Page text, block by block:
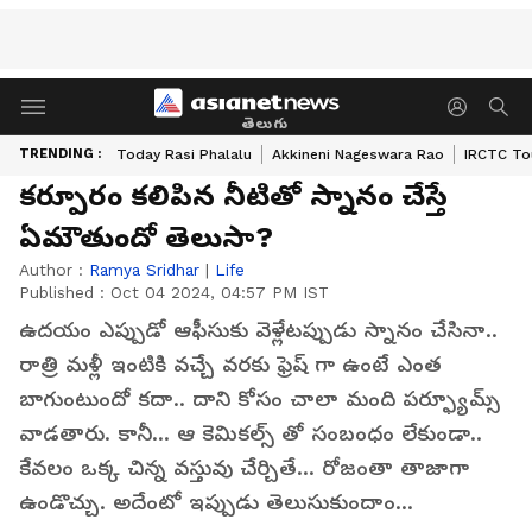
తెలుగు
TRENDING : Today Rasi Phalalu Akkineni Nageswara Rao IRCTC
కర్పూరం కలిపిన నీటితో స్నానం చేస్తే
ఏమౌతుందో తెలుసా?
Author : Ramya Sridhar | Life
Published : Oct 04 2024, 04:57 PM IST
ఉదయం ఎప్పుడో ఆఫీసుకు వెళ్లేటప్పుడు స్నానం చేసినా..
రాత్రి మళ్లీ ఇంటికి వచ్చే వరకు ఫ్రెష్ గా ఉంటే ఎంత
బాగుంటుందో కదా.. దాని కోసం చాలా మంది పర్ఫ్యూమ్స్
వాడతారు. కానీ... ఆ కెమికల్స్ తో సంబంధం లేకుండా..
కేవలం ఒక్క చిన్న వస్తువు చేర్చితే... రోజంతా తాజాగా
ఉండొచ్చు. అదేంటో ఇప్పుడు తెలుసుకుందాం...